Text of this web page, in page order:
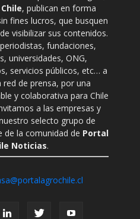
, publican en forma
fines lucros, que busquen
visibilizar sus contenidos.
fundaciones,
universidades, ONG,
servicios públicos, etc… a
de prensa, por una
y colaborativa para Chile
a las empresas y
selecto grupo de
de la comunidad de Portal
Noticias.